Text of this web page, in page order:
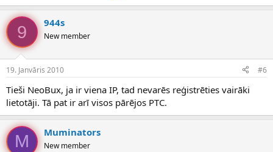
9 944s
New member
19. Janvāris 2010 #6
Tieši NeoBux, ja ir viena IP, tad nevarēs reģistrēties vairāki
lietotāji. Tā pat ir arī visos pārējos PTC.
M Muminators
New member